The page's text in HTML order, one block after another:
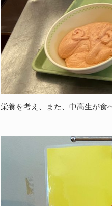
栄養を考え、また、中高生が食